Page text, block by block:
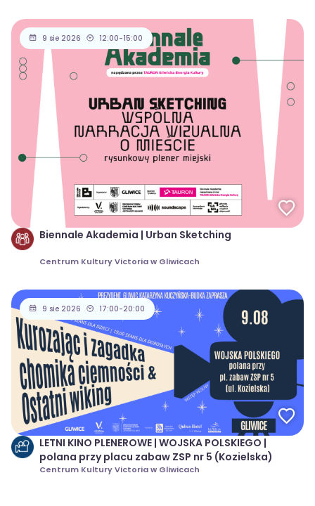
9 sie 2026 12:00-15:00
Biennale Akademia | Urban Sketching
Centrum Kultury Victoria w Gliwicach
9 sie 2026 17:00-20:00
LETNI KINO PLENEROWE | WOJSKA POLSKIEGO |
polana przy placu zabaw ZSP nr 5 (Kozielska)
Centrum Kultury Victoria w Gliwicach